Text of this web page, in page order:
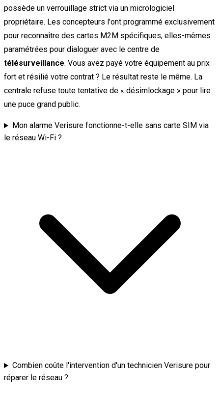
possède un verrouillage strict via un micrologiciel
propriétaire. Les concepteurs l'ont programmé exclusivement
pour reconnaître des cartes M2M spécifiques, elles-mêmes
paramétrées pour dialoguer avec le centre de
télésurveillance. Vous avez payé votre équipement au prix
fort et résilié votre contrat ? Le résultat reste le même. La
centrale refuse toute tentative de « désimlockage » pour lire
une puce grand public.
Mon alarme Verisure fonctionne-t-elle sans carte SIM via
le réseau Wi-Fi ?
Combien coûte l'intervention d'un technicien Verisure pour
réparer le réseau ?